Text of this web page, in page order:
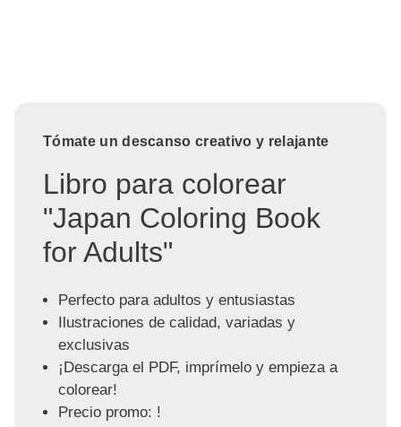
Tómate un descanso creativo y relajante
Libro para colorear
"Japan Coloring Book
for Adults"
Perfecto para adultos y entusiastas
Ilustraciones de calidad, variadas y
exclusivas
¡Descarga el PDF, imprímelo y empieza a
colorear!
Precio promo: !